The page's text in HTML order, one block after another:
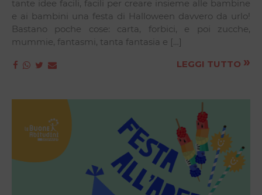
tante idee facili, facili per creare insieme alle bambine
e ai bambini una festa di Halloween davvero da urlo!
Bastano poche cose: carta, forbici, e poi zucche,
mummie, fantasmi, tanta fantasia e […]
LEGGI TUTTO »